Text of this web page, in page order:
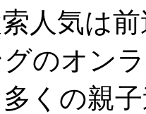
人気は
のオン
くの親